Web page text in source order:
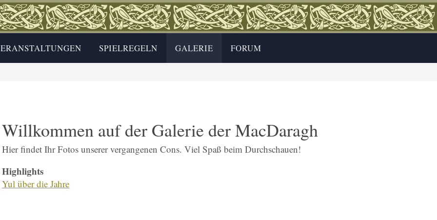
SPIELREGELN GALERIE FORUM
Willkommen auf der Galerie der MacDaragh
Hier findet Ihr Fotos unserer vergangenen Cons. Viel Spaß beim Durchschauen!
Highlights
Yul über die Jahre